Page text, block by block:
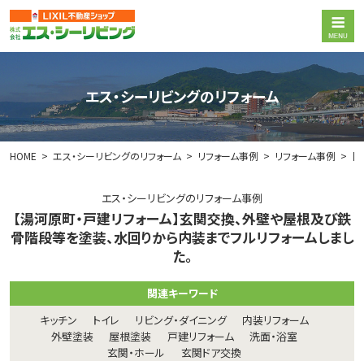
エス・シーリビングのリフォーム
HOME エス・シーリビングのリフォーム リフォーム事例 リフォーム事例
エス・シーリビングのリフォーム事例
【湯河原町・戸建リフォーム】玄関交換、外壁や屋根及び鉄
骨階段等を塗装、水回りから内装までフルリフォームしまし
た。
関連キーワード
キッチン
トイレ リビング・ダイニング
内装リフォーム
外壁塗装
屋根塗装 戸建リフォーム
洗面・浴室
玄関・ホール
玄関ドア交換